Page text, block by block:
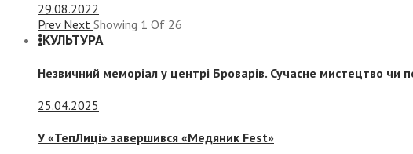
29.08.2022
Prev Next Showing 1 Of 26
КУЛЬТУРА
Незвичний меморіал у центрі Броварів. Сучасне мистецтво чи
25.04.2025
У «ТепЛиці» завершився «Медяник Fest»